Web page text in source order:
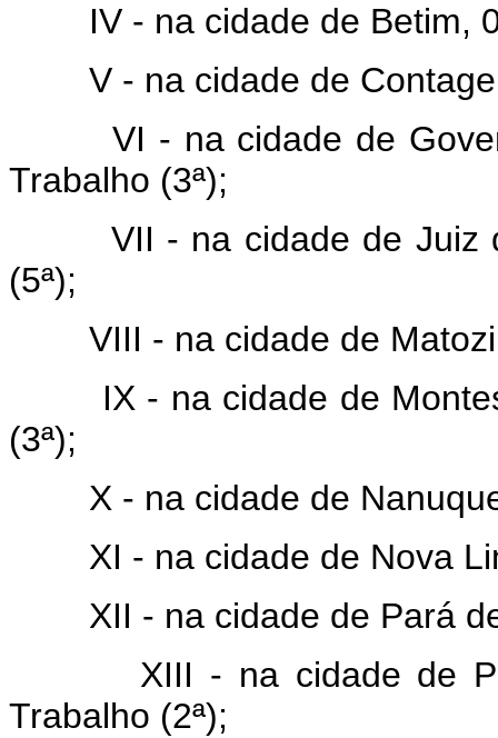
IV - na cidade de Betim,
V - na cidade de
VI - na cidade de
Trabalho (3ª);
VII - na cidade de Juiz
(5ª);
VIII - na cidade de
IX - na cidade de Montes
(3ª);
X - na cidade de
XI - na cidade de Nova
XII - na cidade de Pará de
XIII - na cidade de
Trabalho (2ª);